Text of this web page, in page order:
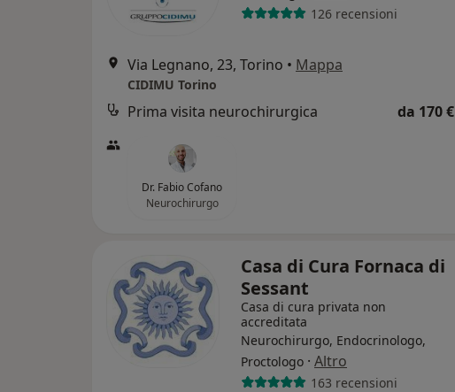
126 recensioni
Via Legnano, 23, Torino • Mappa
CIDIMU Torino
Prima visita neurochirurgica da 170 €
Dr. Fabio Cofano
Neurochirurgo
Casa di Cura Fornaca di
Sessant
Casa di cura privata non
accreditata
Neurochirurgo, Endocrinologo,
Proctologo · Altro
163 recensioni